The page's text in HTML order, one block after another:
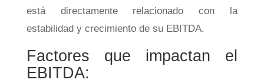
está directamente relacionado con la
estabilidad y crecimiento de su EBITDA.
Factores que impactan el
EBITDA: